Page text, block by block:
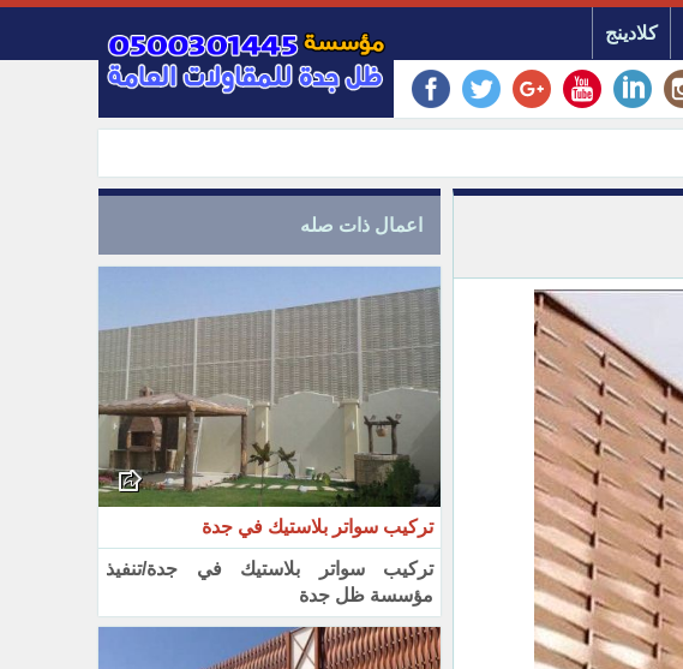
كلادينج
اعمال ذات صله
تركيب سواتر بلاستيك في جدة
تركيب سواتر بلاستيك في جدة/تنفيذ
مؤسسة ظل جدة